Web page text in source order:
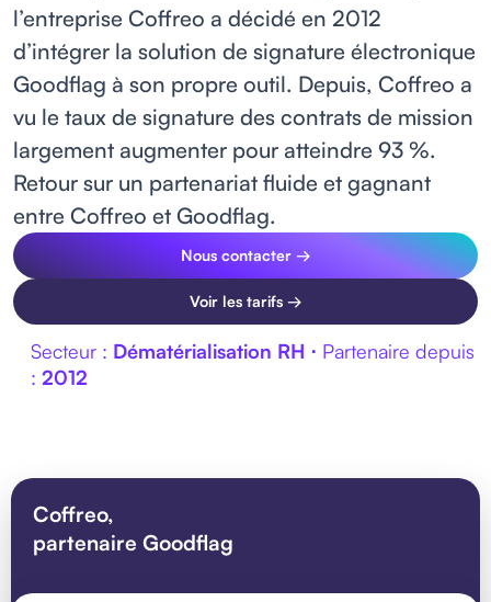
l’entreprise Coffreo a décidé en 2012
d’intégrer la solution de signature électronique
Goodflag à son propre outil. Depuis, Coffreo a
vu le taux de signature des contrats de mission
largement augmenter pour atteindre 93 %.
Retour sur un partenariat fluide et gagnant
entre Coffreo et Goodflag.
Nous contacter →
Voir les tarifs →
Secteur : Dématérialisation RH ⋅ Partenaire depuis
: 2012
Coffreo,
partenaire Goodflag